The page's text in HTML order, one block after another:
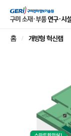
홈 개방형 혁신랩